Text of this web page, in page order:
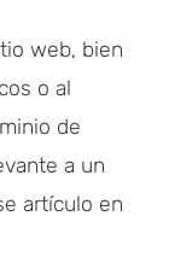
web, bien
o al
de
a un
artículo en